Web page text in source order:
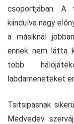
csoportjában. A
kiindulva nagy
a másiknál
ennek nem látta
több
labdameneteket
Tsitsipasnak
Medvedev